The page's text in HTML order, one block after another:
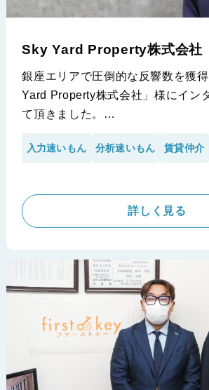
Sky Yard Property株式会
銀座エリアで圧倒的な反響数を獲
Yard Property株式会社」様にイン
て頂きました。
きている理由や、サービス導入当
※Sky Yard Property株式会社 銀座本店様
入力速いもん 分析速いもん 賃貸仲介
詳しく見る